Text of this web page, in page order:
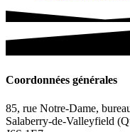
Coordonnées générales
85, rue Notre-Dame,
Salaberry-de-Valleyfield